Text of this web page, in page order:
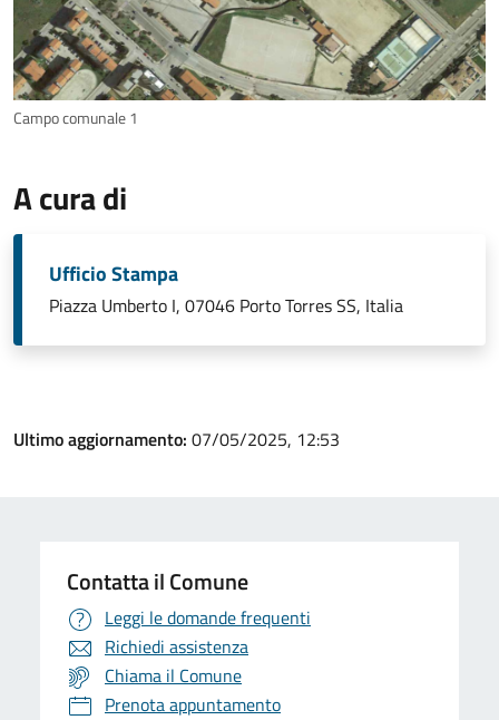
Campo comunale 1
A cura di
Ufficio Stampa
Piazza Umberto I, 07046 Porto Torres SS, Italia
Ultimo aggiornamento: 07/05/2025, 12:53
Contatta il Comune
Leggi le domande frequenti
Richiedi assistenza
Chiama il Comune
Prenota appuntamento